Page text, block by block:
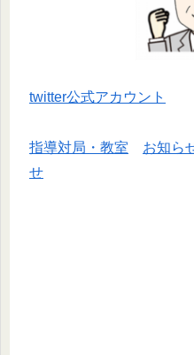
twitter公式アカウント
指導対局・教室 お知ら
せ